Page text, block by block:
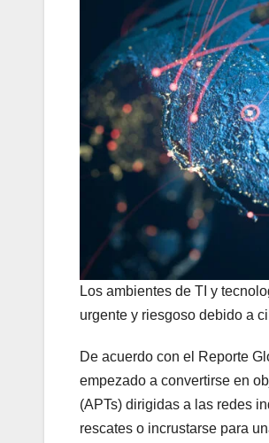
Los ambientes de TI y
urgente y riesgoso debido a
De acuerdo con el Reporte
empezado a convertirse en
(APTs) dirigidas a las redes
rescates o incrustarse para